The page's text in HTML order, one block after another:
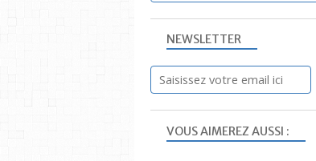
NEWSLETTER
VOUS AIMEREZ AUSSI :